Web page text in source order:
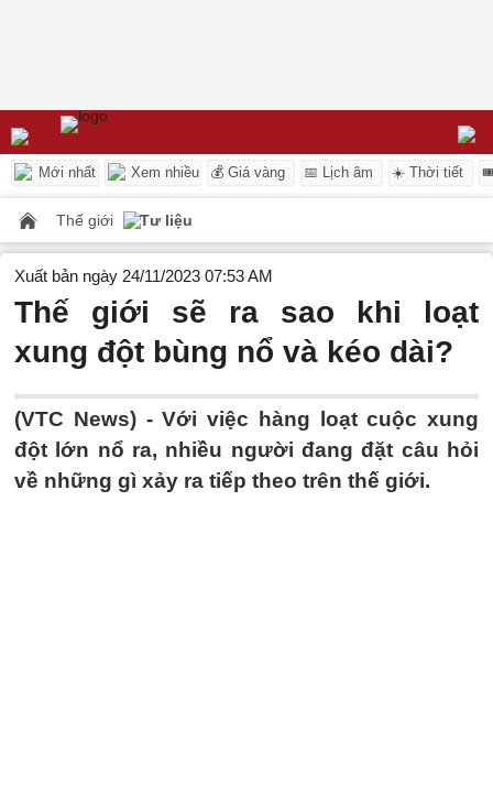
Mới nhất Xem nhiều 💰 Giá vàng 📅 Lịch âm ☀️ Thời tiết
Thế giới Tư liệu
Xuất bản ngày 24/11/2023 07:53 AM
Thế giới sẽ ra sao khi loạt
xung đột bùng nổ và kéo dài?
(VTC News) -Với việc hàng loạt cuộc xung
đột lớn nổ ra, nhiều người đang đặt câu hỏi
về những gì xảy ra tiếp theo trên thế giới.